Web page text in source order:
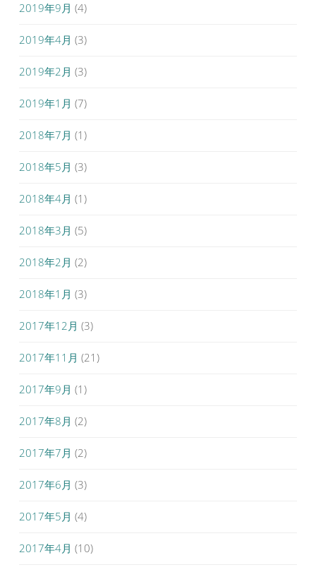
2019年9月 (4)
2019年4月 (3)
2019年2月 (3)
2019年1月 (7)
2018年7月 (1)
2018年5月 (3)
2018年4月 (1)
2018年3月 (5)
2018年2月 (2)
2018年1月 (3)
2017年12月 (3)
2017年11月 (21)
2017年9月 (1)
2017年8月 (2)
2017年7月 (2)
2017年6月 (3)
2017年5月 (4)
2017年4月 (10)